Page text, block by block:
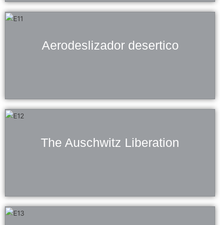
Aerodeslizador desertico
The Auschwitz Liberation